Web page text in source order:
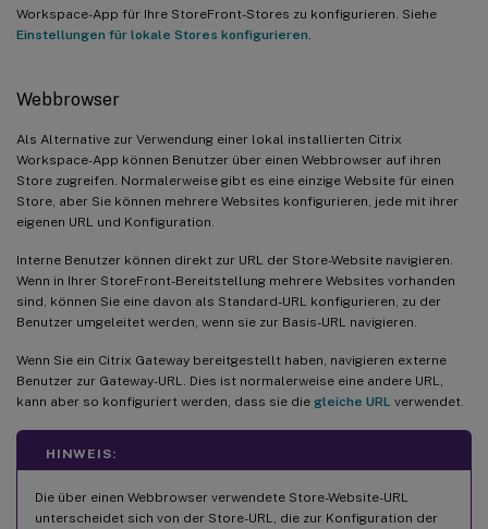
Workspace-App für Ihre StoreFront-Stores zu konfigurieren. Siehe
Einstellungen für lokale Stores konfigurieren
Webbrowser
Als Alternative zur Verwendung einer lokal installierten Citrix
Workspace-App können Benutzer über einen Webbrowser auf ihren
Store zugreifen. Normalerweise gibt es eine einzige Website für einen
Store, aber Sie können mehrere Websites konfigurieren, jede mit ihrer
eigenen URL und Konfiguration.
Interne Benutzer können direkt zur URL der Store-Website navigieren.
Wenn in Ihrer StoreFront-Bereitstellung mehrere Websites vorhanden
sind, können Sie eine davon als Standard-URL konfigurieren, zu der
Benutzer umgeleitet werden, wenn sie zur Basis-URL navigieren.
Wenn Sie ein Citrix Gateway bereitgestellt haben, navigieren externe
Benutzer zur Gateway-URL. Dies ist normalerweise eine andere URL,
kann aber so konfiguriert werden, dass sie die gleiche URL verwendet.
HINWEIS:
Die über einen Webbrowser verwendete Store-Website-URL
unterscheidet sich von der Store-URL, die zur Konfiguration der